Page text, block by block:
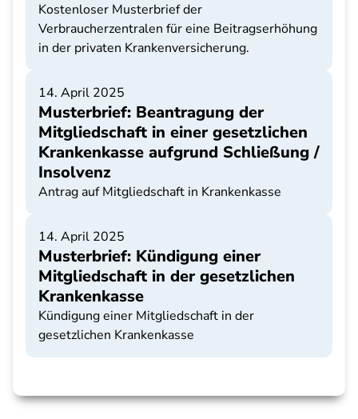
Kostenloser Musterbrief der
Verbraucherzentralen für eine Beitragserhöhung
in der privaten Krankenversicherung.
14. April 2025
Musterbrief: Beantragung der
Mitgliedschaft in einer gesetzlichen
Krankenkasse aufgrund Schließung /
Insolvenz
Antrag auf Mitgliedschaft in Krankenkasse
14. April 2025
Musterbrief: Kündigung einer
Mitgliedschaft in der gesetzlichen
Krankenkasse
Kündigung einer Mitgliedschaft in der
gesetzlichen Krankenkasse